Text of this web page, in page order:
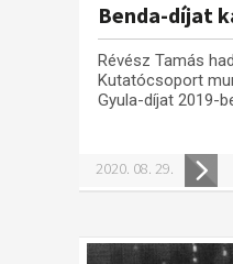
Benda-díjat
Révész Tamás
Kutatócsoport
Gyula-díjat 2019-
2020. 08. 29.